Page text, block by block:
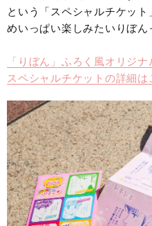
という「スペシャルチケット
めいっぱい楽しみたいりぼん
「りぼん」ふろく風オリジナ
スペシャルチケットの詳細は